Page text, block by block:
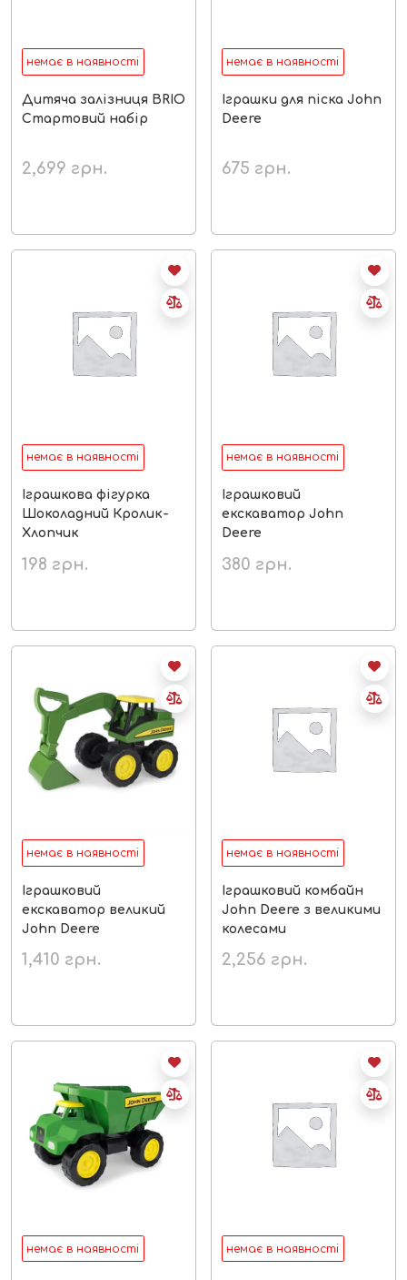
немає в наявності
Дитяча залізниця BRIO
Стартовий набір
2,699 грн.
немає в наявності
Іграшки для піска John
Deere
675 грн.
немає в наявності
Іграшкова фігурка
Шоколадний Кролик-
Хлопчик
198 грн.
немає в наявності
Іграшковий
екскаватор John
Deere
380 грн.
немає в наявності
Іграшковий
екскаватор великий
John Deere
1,410 грн.
немає в наявності
Іграшковий комбайн
John Deere з великими
колесами
2,256 грн.
немає в наявності немає в наявності